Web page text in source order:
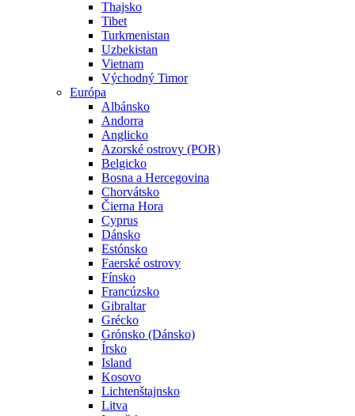
Thajsko
Tibet
Turkmenistan
Uzbekistan
Vietnam
Východný Timor
Európa
Albánsko
Andorra
Anglicko
Azorské ostrovy (POR)
Belgicko
Bosna a Hercegovina
Chorvátsko
Čierna Hora
Cyprus
Dánsko
Estónsko
Faerské ostrovy
Fínsko
Francúzsko
Gibraltar
Grécko
Grónsko (Dánsko)
Írsko
Island
Kosovo
Lichtenštajnsko
Litva